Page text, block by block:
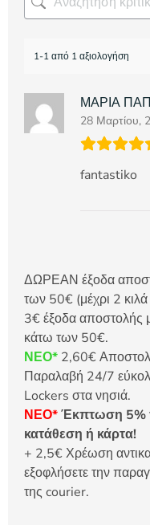
1-1 από 1 αξιολογήση
ΜΑΡΙΑ
28 Μαρτίου,
fantastiko
ΔΩΡΕΑΝ έξοδα
των 50€ (μέχρι 2
3€ έξοδα αποστολής
κάτω των 50€.
ΝΕΟ* 2,60€
Παραλαβή 24/7
Lockers στα νησιά.
ΝΕΟ*Έκπτωση 5%
κατάθεση ή κάρτα!
+ 2,5€ Χρέωση
εξοφλήσετε την
της courier.